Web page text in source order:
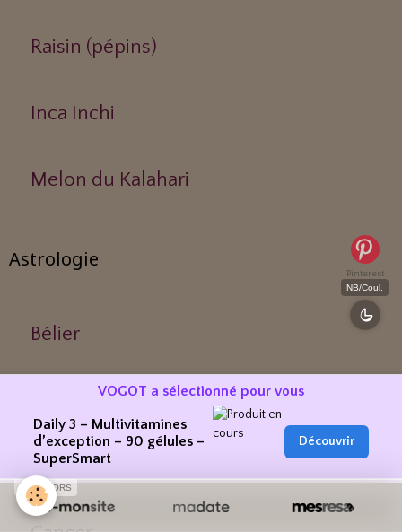
Raisin (pépins)
Inca Inchi
Melon du Kalahari
Astrologie
Bélier
Gémeaux
Taureau
Pinterest
NB/Coul.
VOGOT a sélectionné pour vous
Daily 3 – Multivitamines
d’exception – 90 gélules –
SuperSmart
Découvrir
SPONSORS